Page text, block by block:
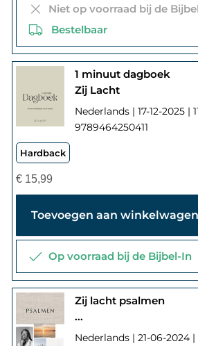
Niet op voorraad bij de
Bestelbaar
1 minuut dagboek
Zij Lacht
Nederlands | 17-12-2025 |
9789464250411
Hardback
€15,99
Toevoegen aan winkelwagen
Op voorraad bij de Bijbel-In
Zij lacht psalmen
...
Nederlands | 21-06-2024